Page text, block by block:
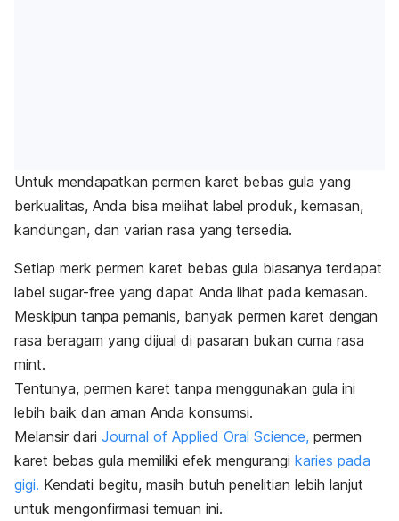
Untuk mendapatkan permen karet bebas gula yang
berkualitas, Anda bisa melihat label produk, kemasan,
kandungan, dan varian rasa yang tersedia.
Setiap merk permen karet bebas gula biasanya terdapat
label sugar-free yang dapat Anda lihat pada kemasan.
Meskipun tanpa pemanis, banyak permen karet dengan
rasa beragam yang dijual di pasaran bukan cuma rasa
mint.
Tentunya, permen karet tanpa menggunakan gula ini
lebih baik dan aman Anda konsumsi.
Melansir dari Journal of Applied Oral Science, permen
karet bebas gula memiliki efek mengurangi karies pada
gigi. Kendati begitu, masih butuh penelitian lebih lanjut
untuk mengonfirmasi temuan ini.